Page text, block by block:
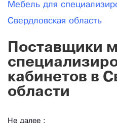
Мебель для
Свердловская область
Поставщики
кабинетов в
области
Не далее :